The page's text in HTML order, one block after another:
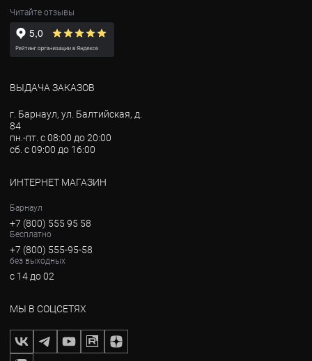
Читайте отзывы
ВЫДАЧА ЗАКАЗОВ
г. Барнаул, ул. Балтийская, д.
84
пн.-пт. с 08:00 до 20:00
сб. с 09:00 до 16:00
ИНТЕРНЕТ МАГАЗИН
Барнаул
+7 (800) 555 95 58
Бесплатно
+7 (800) 555-95-58
без выходных
с 14 до 02
МЫ В СОЦСЕТЯХ